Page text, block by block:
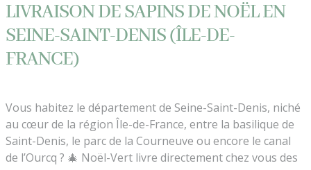
LIVRAISON DE SAPINS DE NOËL EN
SEINE-SAINT-DENIS (ÎLE-DE-
FRANCE)
Vous habitez le département de Seine-Saint-Denis, niché
au cœur de la région Île-de-France, entre la basilique de
Saint-Denis, le parc de la Courneuve ou encore le canal
de l’Ourcq ? 🎄 Noël-Vert livre directement chez vous des